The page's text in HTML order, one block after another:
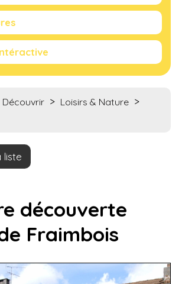
Découvrir > Loisirs & Nature >
liste
découverte
Fraimbois